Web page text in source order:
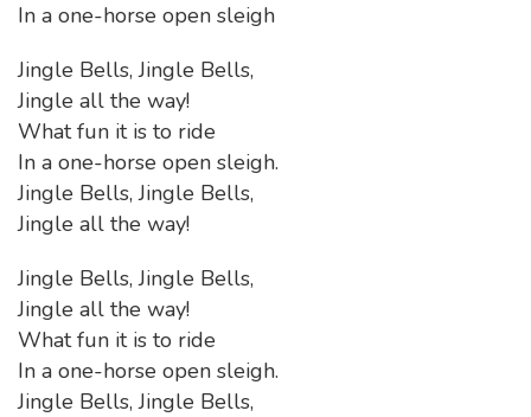
In a one-horse open sleigh
Jingle Bells, Jingle Bells,
Jingle all the way!
What fun it is to ride
In a one-horse open sleigh.
Jingle Bells, Jingle Bells,
Jingle all the way!
Jingle Bells, Jingle Bells,
Jingle all the way!
What fun it is to ride
In a one-horse open sleigh.
Jingle Bells, Jingle Bells,